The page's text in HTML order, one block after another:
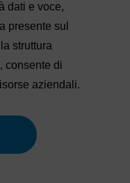
dati e voce,
presente sul
struttura
consente di
aziendali.